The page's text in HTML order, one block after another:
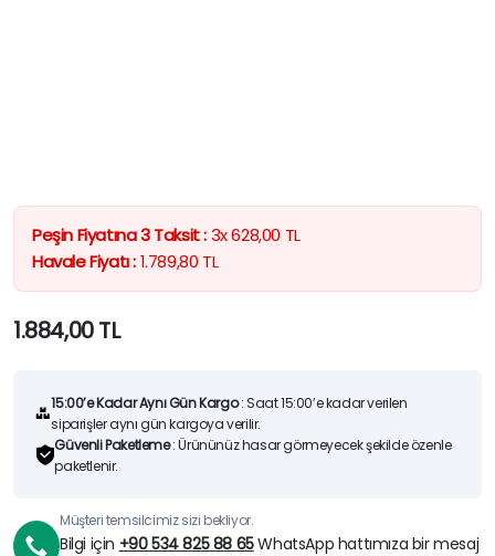
Peşin Fiyatına 3 Taksit :3x628,00 TL
Havale Fiyatı :1.789,80 TL
1.884,00TL
15:00’e Kadar Aynı Gün Kargo: Saat 15:00’e kadar verilen
siparişler aynı gün kargoya verilir.
Güvenli Paketleme: Ürününüz hasar görmeyecek şekilde özenle
paketlenir.
Müşteri temsilcimiz sizi bekliyor.
Bilgi için +90 534 825 88 65WhatsApp hattımıza bir mesaj